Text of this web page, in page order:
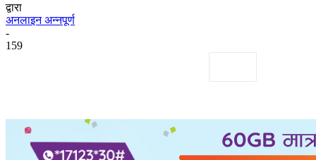
द्वारा
अनलाइन अन्नपूर्ण
-
159